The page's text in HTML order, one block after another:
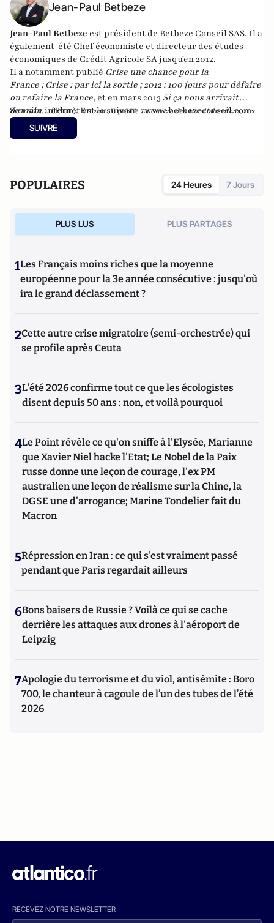
Jean-Paul Betbeze
Jean-Paul Betbeze est président de Betbeze Conseil SAS. Il a
également été Chef économiste et directeur des études
économiques de Crédit Agricole SA jusqu'en 2012.
Il a notamment publié Crise une chance pour la
France ; Crise : par ici la sortie ; 2012 : 100 jours pour défaire
ou refaire la France, et en mars 2013 Si ça nous arrivait
demain...(Plon). En2016, il publie La Guerre des Mondialisations, aux
éditions Economica
et en 2017 "La France, ce malade imaginaire"
chez le même éditeur.
Son site internet est le suivant :www.betbezeconseil.com
SUIVRE
POPULAIRES 24 Heures 7 Jours
PLUS LUS PLUS PARTAGES
1Les Français moins riches que la moyenne
européenne pour la 3e année consécutive : jusqu'où
ira le grand déclassement ?
2Cette autre crise migratoire (semi-orchestrée) qui
se profile après Ceuta
3L’été 2026 confirme tout ce que les écologistes
disent depuis 50 ans : non, et voilà pourquoi
4Le Point révèle ce qu'on sniffe à l'Elysée, Marianne
que Xavier Niel hacke l'Etat; Le Nobel de la Paix
russe donne une leçon de courage, l'ex PM
australien une leçon de réalisme sur la Chine, la
DGSE une d'arrogance; Marine Tondelier fait du
Macron
5Répression en Iran : ce qui s'est vraiment passé
pendant que Paris regardait ailleurs
6Bons baisers de Russie ? Voilà ce qui se cache
derrière les attaques aux drones à l'aéroport de
Leipzig
7Apologie du terrorisme et du viol, antisémite : Boro
700, le chanteur à cagoule de l’un des tubes de l’été
2026
RECEVEZ NOTRE NEWSLETTER